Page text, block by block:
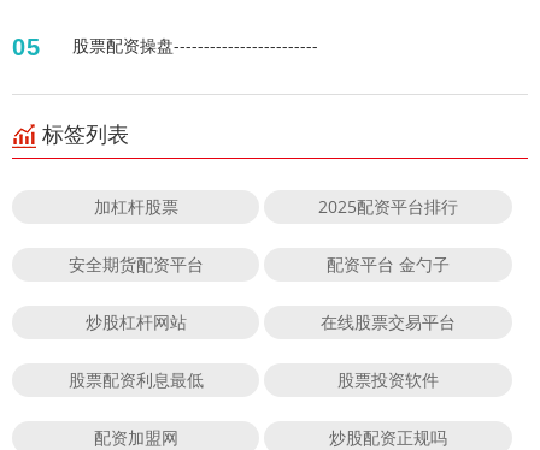
05 股票配资操盘------------------------
标签列表
加杠杆股票 2025配资平台排行
安全期货配资平台 配资平台 金勺子
炒股杠杆网站 在线股票交易平台
股票配资利息最低 股票投资软件
配资加盟网 炒股配资正规吗